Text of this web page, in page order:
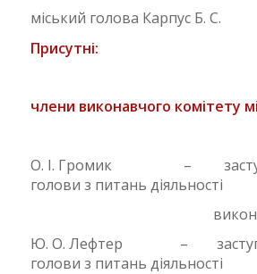
міський голова Карпус Б. С.
Присутні:
члени виконавчого комітету
О. І. Громик –
голови з питань діяльності
виконавчих
Ю. О. Лефтер –
голови з питань діяльності